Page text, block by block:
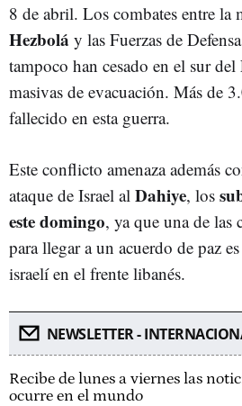
8 de abril. Los combates entre
Hezbolá y las Fuerzas de
tampoco han cesado en el sur
masivas de evacuación. Más de
fallecido en esta guerra.
Este conflicto amenaza además
ataque de Israel al Dahiye, los
este domingo, ya que una de las
para llegar a un acuerdo de paz
israelí en el frente libanés.
NEWSLETTER -
Recibe de lunes a viernes las
ocurre en el mundo